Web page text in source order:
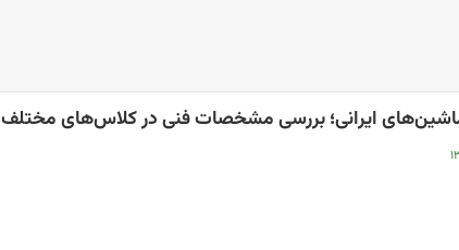
ایرانی؛ بررسی مشخصات فنی در کلاس‌های مختلف